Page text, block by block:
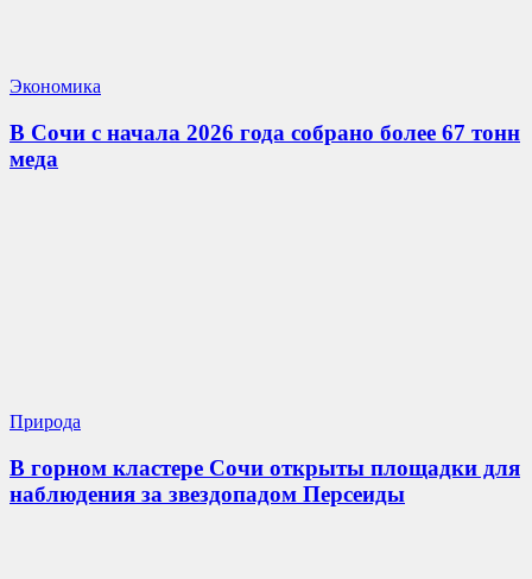
Экономика
В Сочи с начала 2026 года собрано более 67 тонн
меда
Природа
В горном кластере Сочи открыты площадки для
наблюдения за звездопадом Персеиды